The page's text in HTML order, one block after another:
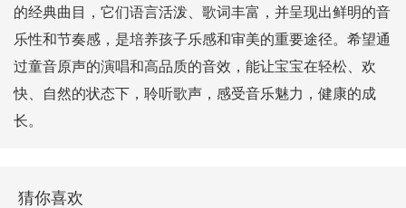
的经典曲目，它们语言活泼、歌词丰富，并呈现出鲜明的音
乐性和节奏感，是培养孩子乐感和审美的重要途径。希望通
过童音原声的演唱和高品质的音效，能让宝宝在轻松、欢
快、自然的状态下，聆听歌声，感受音乐魅力，健康的成
长。
猜你喜欢